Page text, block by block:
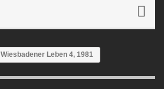
Wiesbadener Leben 4, 1981